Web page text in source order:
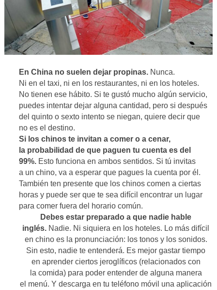
En China no suelen dejar propinas. Nunca.
Ni en el taxi, ni en los restaurantes, ni en los hoteles.
No tienen ese hábito. Si te gustó mucho algún servicio,
puedes intentar dejar alguna cantidad, pero si después
del quinto o sexto intento se niegan, quiere decir que
no es el destino.
Si los chinos te invitan a comer o a cenar,
la probabilidad de que paguen tu cuenta es del
99%. Esto funciona en ambos sentidos. Si tú invitas
a un chino, va a esperar que pagues la cuenta por él.
También ten presente que los chinos comen a ciertas
horas y puede ser que te sea difícil encontrar un lugar
para comer fuera del horario común.
Debes estar preparado a que nadie hable
inglés. Nadie. Ni siquiera en los hoteles. Lo más difícil
en chino es la pronunciación: los tonos y los sonidos.
Sin esto, nadie te entenderá. Es mejor gastar tiempo
en aprender ciertos jeroglíficos (relacionados con
la comida) para poder entender de alguna manera
el menú. Y descarga en tu teléfono móvil una aplicación